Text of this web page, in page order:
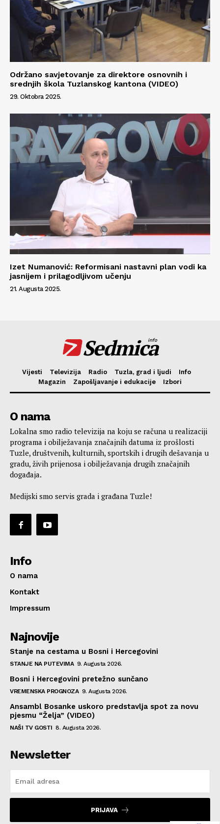
Održano savjetovanje za direktore osnovnih i
srednjih škola Tuzlanskog kantona (VIDEO)
29. Oktobra 2025.
Izet Numanović: Reformisani nastavni plan vodi ka
jasnijem i prilagodljivom učenju
21. Augusta 2025.
Sedmica
info
Vijesti Televizija Radio Tuzla, grad i ljudi
Info
Magazin
Zapošljavanje i edukacije Izbori
O nama
Lokalna smo radio televizija na koju se računa u realizaciji
programa i obilježavanja značajnih datuma iz prošlosti
Tuzle, društvenih, kulturnih, sportskih i drugih dešavanja u
gradu, živih prijenosa i obilježavanja drugih značajnih
događaja.
Medijski smo servis grada i građana Tuzle!
Info
O nama
Kontakt
Impressum
Najnovije
Stanje na cestama u Bosni i Hercegovini
STANJE NA PUTEVIMA 9. Augusta 2026.
Bosni i Hercegovini pretežno sunčano
VREMENSKA PROGNOZA 9. Augusta 2026.
Ansambl Bosanke uskoro predstavlja spot za novu
pjesmu “Želja” (VIDEO)
NAŠI TV GOSTI 8. Augusta 2026.
Newsletter
PRIJAVA